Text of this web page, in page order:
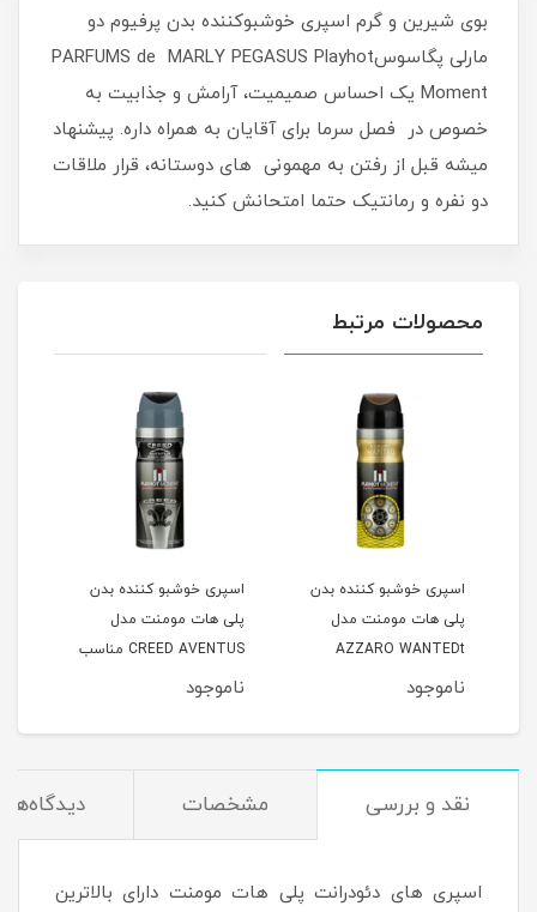
بوی شیرین و گرم اسپری خوشبوکننده بدن پرفیوم دو
مارلی پگاسوسPARFUMS de MARLY PEGASUS Playhot
Moment یک احساس صمیمیت، آرامش و جذابیت به
خصوص در فصل سرما برای آقایان به همراه داره. پیشنهاد
میشه قبل از رفتن به مهمونی های دوستانه، قرار ملاقات
دو نفره و رمانتیک حتما امتحانش کنید.
محصولات مرتبط
اسپری خوشبو کننده بدن
پلی هات مومنت مدل
AZZARO WANTEDt
ناموجود
اسپری خوشبو کننده بدن
پلی هات مومنت مدل
CREED AVENTUS مناسب
آقایان حجم 200 میلی لیتر
ناموجود
نقد و بررسی مشخصات دیدگاه‌ها
اسپری های دئودرانت پلی هات مومنت دارای بالاترین